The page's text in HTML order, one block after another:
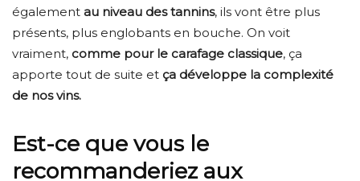
également au niveau des tannins, ils vont être plus
présents, plus englobants en bouche. On voit
vraiment, comme pour le carafage classique, ça
apporte tout de suite et ça développe la complexité
de nos vins.
Est-ce que vous le
recommanderiez aux